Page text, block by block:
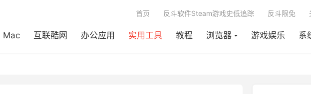
Mac 互联酷网 办公应用 实用工具 教程 浏览器 游戏娱乐 系
首页 反斗软件Steam游戏史低追踪 反斗限免